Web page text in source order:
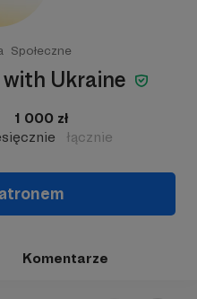
Społeczne
Ukraine
1 000 zł
łącznie
Komentarze